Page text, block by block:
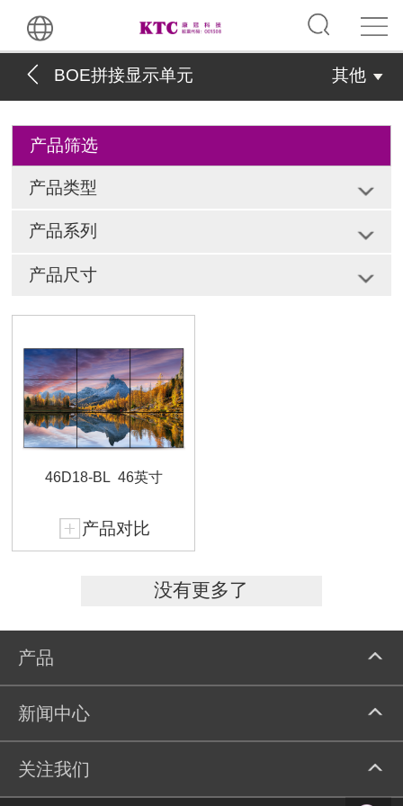
BOE拼接显示单元 其他
产品筛选
产品类型
产品系列
产品尺寸
46D18-BL 46英寸
产品对比
没有更多了
产品
新闻中心
关注我们